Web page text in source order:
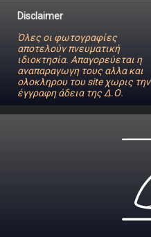
Disclaimer
Όλες οι φωτογραφίες
αποτελούν πνευματική
ιδιοκτησία. Απαγορεύεται η
αναπαραγωγη τους αλλα και
ολοκληρου του site χωρις την
έγγραφη άδεια της Δ.Ο.